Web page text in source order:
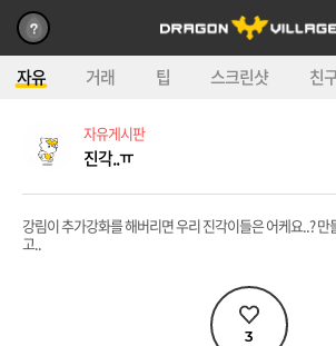
자유 거래 팁 스크린샷 친
자유게시판
진각..ㅠ
강림이 추가강화를 해버리면 우리 진각이들은 어케요..? 만
고..
3